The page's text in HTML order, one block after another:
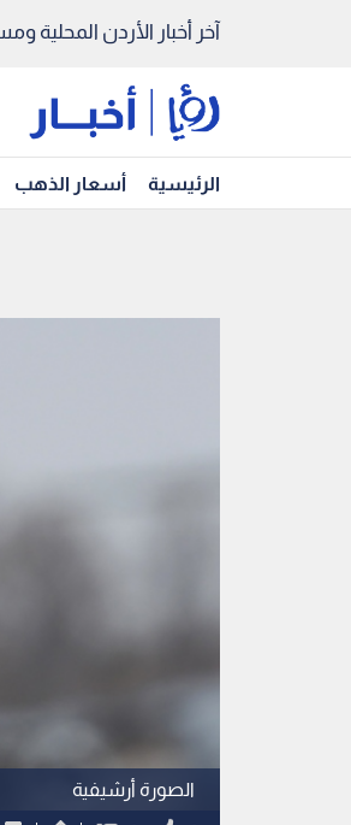
آخر أخبار الأردن المحلية
الرئيسية أسعار الذهب
الصورة أرشيفية